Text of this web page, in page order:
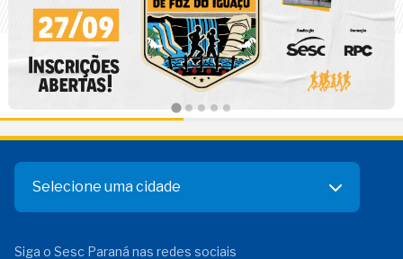
Selecione uma cidade
Siga o Sesc Paraná nas redes sociais